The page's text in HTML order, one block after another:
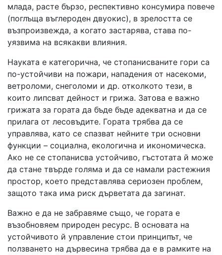
млада, расте бързо, респективно консумира повече
(поглъща въглероден двуокис), в зрелостта се
възпроизвежда, а когато застарява, става по-
уязвима на всякакви влияния.
Науката е категорична, че стопанисваните гори са
по-устойчиви на пожари, нападения от насекоми,
ветроломи, снеголоми и др. отколкото тези, в
които липсват дейност и грижа. Затова е важно
грижата за гората да бъде бъде адекватна и да се
прилага от лесовъдите. Гората трябва да се
управлява, като се спазват нейните три основни
функции – социална, екологична и икономическа.
Ако не се стопанисва устойчиво, гъстотата й може
да стане твърде голяма и да се намали растежния
простор, което представлява сериозен проблем,
защото така има риск дърветата да загинат.
Важно е да не забравяме също, че гората е
възобновяем природен ресурс. В основата на
устойчивото й управление стои принципът, че
ползването на дървесина трябва да е в рамките на